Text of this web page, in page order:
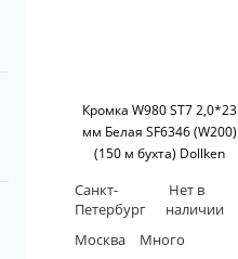
Кромка W980 ST7 2,0*23
мм Белая SF6346 (W200)
(150 м бухта) Dollken
Санкт-
Петербург
Нет в
наличии
Москва
Много